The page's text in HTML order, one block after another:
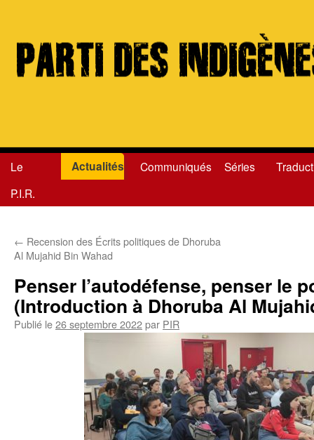
Aller
au
Le
P.I.R.
Actualités Communiqués Séries
← Recension des Écrits politiques de Dhoruba
Al Mujahid Bin Wahad
Penser l’autodéfense, penser le
(Introduction à Dhoruba Al
Publié le26 septembre 2022par PIR